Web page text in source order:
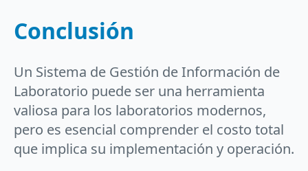
Conclusión
Un Sistema de Gestión de Información de
Laboratorio puede ser una herramienta
valiosa para los laboratorios modernos,
pero es esencial comprender el costo total
que implica su implementación y operación.